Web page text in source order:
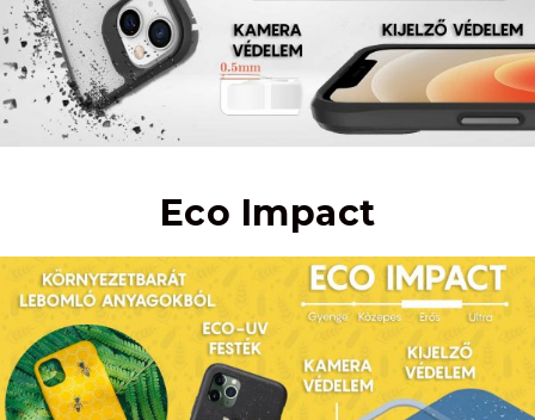
Eco Impact